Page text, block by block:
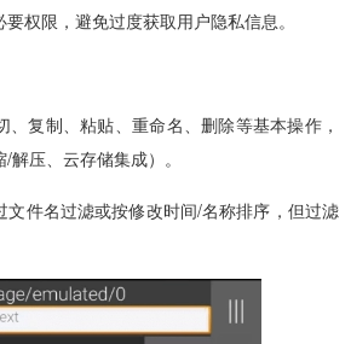
权限，避免过度获取用户隐私信息。
复制、粘贴、重命名、删除等基本操作，
压、云存储集成）。
文件名过滤或按修改时间/名称排序，但过滤